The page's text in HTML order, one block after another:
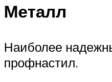
Металл
Наиболее
профнастил.